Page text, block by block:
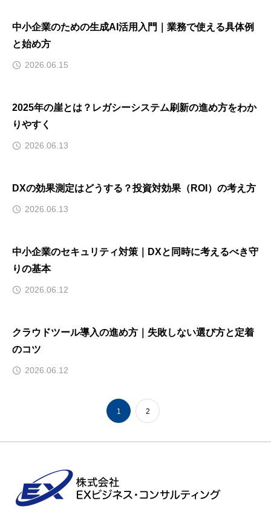
中小企業のための生成AI活用入門｜業務で使える具体例
と始め方
2026.06.15
2025年の崖とは？レガシーシステム刷新の進め方をわか
りやすく
2026.06.13
DXの効果測定はどうする？投資対効果（ROI）の考え方
2026.06.13
中小企業のセキュリティ対策｜DXと同時に考えるべき守
りの基本
2026.06.12
クラウドツール導入の進め方｜失敗しない選び方と定着
のコツ
2026.06.12
1 2